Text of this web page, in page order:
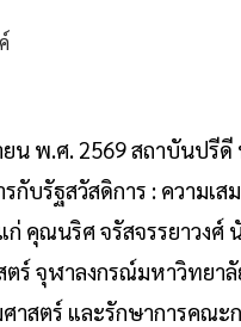
น พ.ศ. 2569 สถาบันปรี
กับรัฐสวัสดิการ : ความเ
ก่ คุณนริศ จรัสจรรยาวง
ร์ จุฬาลงกรณ์มหาวิทยา
าสตร์ และรักษาการคณะ